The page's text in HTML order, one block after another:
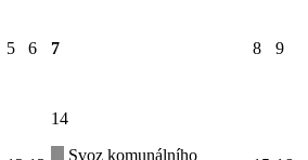
5 6 7 8 9
14
Svoz komunálního